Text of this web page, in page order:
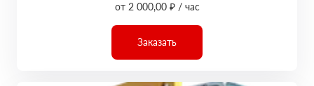
от 2 000,00 ₽ / час
Заказать